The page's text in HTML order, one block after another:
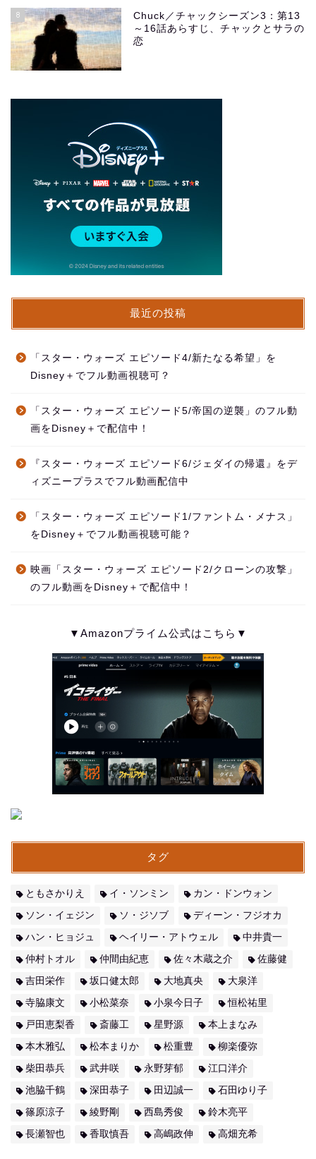
8
Chuck／チャックシーズン3：第13
～16話あらすじ、チャックとサラの
恋
最近の投稿
「スター・ウォーズ エピソード4/新たなる希望」を
Disney＋でフル動画視聴可？
「スター・ウォーズ エピソード5/帝国の逆襲」のフル動
画をDisney＋で配信中！
『スター・ウォーズ エピソード6/ジェダイの帰還』をデ
ィズニープラスでフル動画配信中
「スター・ウォーズ エピソード1/ファントム・メナス」
をDisney＋でフル動画視聴可能？
映画「スター・ウォーズ エピソード2/クローンの攻撃」
のフル動画をDisney＋で配信中！
▼Amazonプライム公式はこちら▼
タグ
ともさかりえ イ・ソンミン カン・ドンウォン
ソン・イェジン ソ・ジソブ ディーン・フジオカ
ハン・ヒョジュ ヘイリー・アトウェル 中井貴一
仲村トオル 仲間由紀恵 佐々木蔵之介 佐藤健
吉田栄作 坂口健太郎 大地真央 大泉洋
寺脇康文 小松菜奈 小泉今日子 恒松祐里
戸田恵梨香 斎藤工 星野源 本上まなみ
本木雅弘 松本まりか 松重豊 柳楽優弥
柴田恭兵 武井咲 永野芽郁 江口洋介
池脇千鶴 深田恭子 田辺誠一 石田ゆり子
篠原涼子 綾野剛 西島秀俊 鈴木亮平
長瀬智也 香取慎吾 高嶋政伸 高畑充希